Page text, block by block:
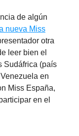
de algún
nueva Miss
otra
leer bien el
Sudáfrica (país
en
Miss España,
en el